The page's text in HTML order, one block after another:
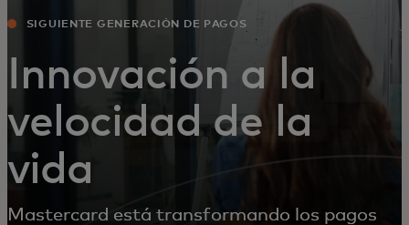
SIGUIENTE GENERACIÓN DE PAGOS
Innovación a la
velocidad de la
vida
Mastercard está transformando los pagos